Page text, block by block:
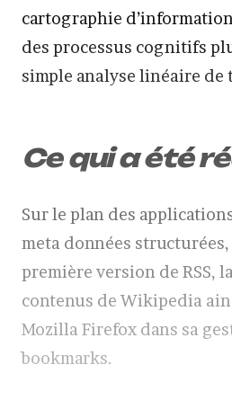
cartographie
des processus cognitifs
simple analyse linéaire de
Ce qui a été
Sur le plan des
meta données
première version de RSS,
contenus de Wikipedia
Mozilla Firefox dans sa
bookmarks.